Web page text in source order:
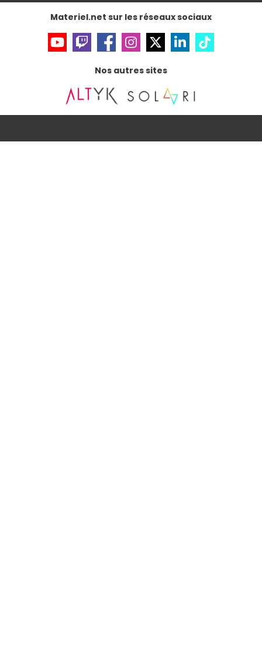
Accessibilité : non conforme
Materiel.net sur les réseaux sociaux
Nos autres sites